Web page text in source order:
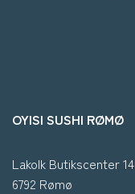
OYISI SUSHI RØMØ
Lakolk Butikscenter 14
6792 Rømø